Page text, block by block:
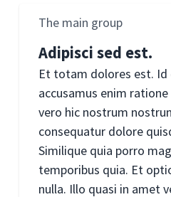
The main group
Adipisci sed est.
Et totam dolores est. Id
accusamus enim
vero hic nostrum
consequatur dolore
Similique quia porro
temporibus quia. Et
nulla. Illo quasi in amet